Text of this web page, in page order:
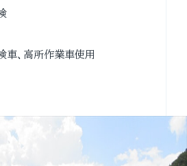
車、高所作業車使用